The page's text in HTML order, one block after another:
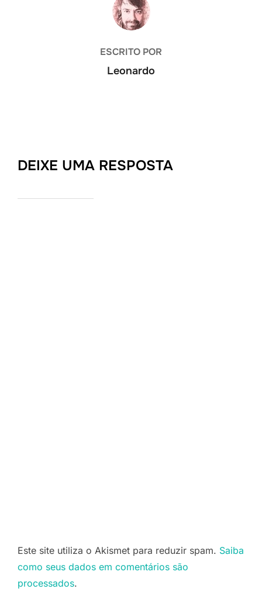
ESCRITO POR
Leonardo
DEIXE UMA RESPOSTA
Este site utiliza o Akismet para reduzir spam. Saiba
como seus dados em comentários são
processados.